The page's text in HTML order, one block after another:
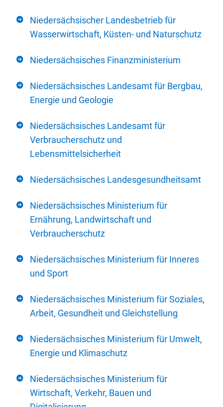
Niedersächsischer Landesbetrieb für
Wasserwirtschaft, Küsten- und Naturschutz
Niedersächsisches Finanzministerium
Niedersächsisches Landesamt für Bergbau,
Energie und Geologie
Niedersächsisches Landesamt für
Verbraucherschutz und
Lebensmittelsicherheit
Niedersächsisches Landesgesundheitsamt
Niedersächsisches Ministerium für
Ernährung, Landwirtschaft und
Verbraucherschutz
Niedersächsisches Ministerium für Inneres
und Sport
Niedersächsisches Ministerium für Soziales,
Arbeit, Gesundheit und Gleichstellung
Niedersächsisches Ministerium für Umwelt,
Energie und Klimaschutz
Niedersächsisches Ministerium für
Wirtschaft, Verkehr, Bauen und